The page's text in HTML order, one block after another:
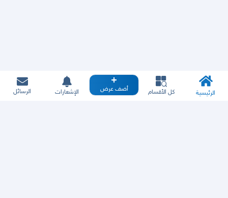
الرئيسية كل الأقسام أضف عرض الإشعارات الرسائل